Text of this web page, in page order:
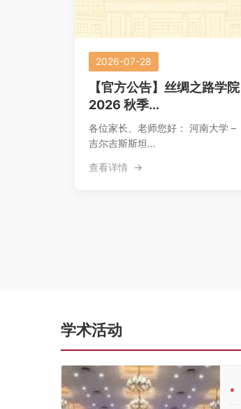
2026-07-28
【官方公告】丝绸之路学院
2026 秋季...
各位家长、老师您好： 河南大学 –
吉尔吉斯斯坦...
查看详情
学术活动